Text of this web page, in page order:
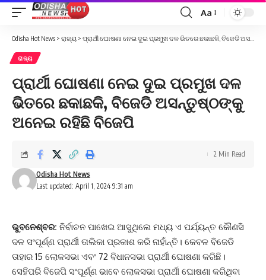
Font
Resizer
Aa
Odisha Hot News > ରାଜ୍ୟ > ପ୍ରାର୍ଥୀ ଘୋଷଣା ନେଇ ଦୁଇ ପ୍ରମୁଖ ଦଳ ଭିତରେ ଛକାଛକି, ବିଜେଡି ଅସନ୍ତୁଷ୍ଠଙ୍କୁ ଅନେଇ ରହିଛି ବିଜେପି
ରାଜ୍ୟ
ପ୍ରାର୍ଥୀ ଘୋଷଣା ନେଇ ଦୁଇ ପ୍ରମୁଖ ଦଳ
ଭିତରେ ଛକାଛକି, ବିଜେଡି ଅସନ୍ତୁଷ୍ଠଙ୍କୁ
ଅନେଇ ରହିଛି ବିଜେପି
Last updated: April 1, 2024 9:31 am
Odisha Hot News
2 Min Read
ଭୁବନେଶ୍ବର: ନିର୍ବାଚନ ପାଖେଇ ଆସୁଥିଲେ ମଧ୍ୟ ଏ ପର୍ଯ୍ୟନ୍ତ କୌଣସି
ଦଳ ସଂପୂର୍ଣ୍ଣ ପ୍ରାର୍ଥୀ ତାଲିକା ପ୍ରକାଶ କରି ନାହାଁନ୍ତି। କେବଳ ବିଜେଡି
ତାହାର 15 ଲୋକସଭା ଏବଂ 72 ବିଧାନସଭା ପ୍ରାର୍ଥୀ ଘୋଷଣା କରିଛି।
ସେହିପରି ବିଜେପି ସଂପୂର୍ଣ୍ଣ ଭାବେ ଲୋକସଭା ପ୍ରାର୍ଥୀ ଘୋଷଣା କରିଥିବା